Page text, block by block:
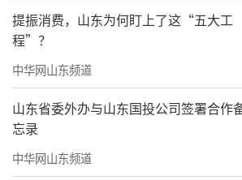
前她仍然是公司股东（右图）。图片来源/天
市场监管部门指出陶虹
司，那么介入程度有多深？
天眼查显示，陶虹名下有
业，15家显示“存续”两家
虹个人投资有多家公司，其
提振消费，山东为何盯上了这“五大工
程”？
中华网山东频道
山东省委外办与山东国投公司签署合作
忘录
中华网山东频道